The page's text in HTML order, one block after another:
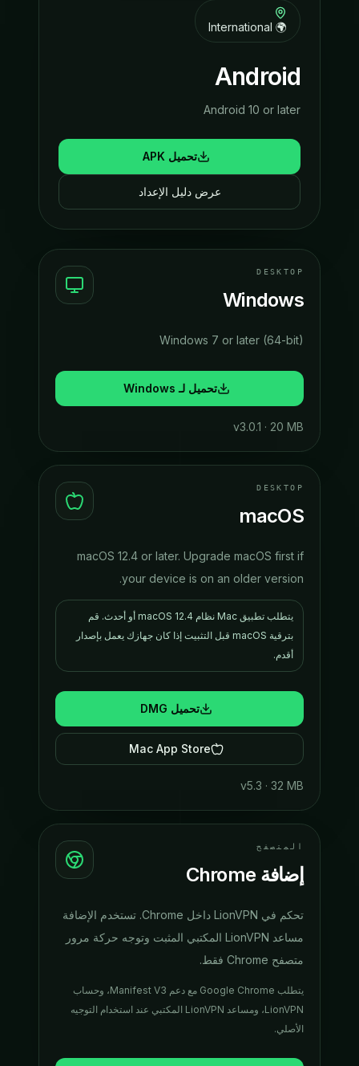
🌍 International
Android
Android 10 or later
تحميل APK
عرض دليل الإعداد
DESKTOP
Windows
Windows 7 or later (64-bit)
تحميل لـ Windows
v 3.0.1 ·20 MB
DESKTOP
macOS
macOS 12.4 or later. Upgrade macOS first if
your device is on an older version.
يتطلب تطبيق Mac نظام macOS 12.4 أو أحدث. قم
بترقية macOS قبل التثبيت إذا كان جهازك يعمل بإصدار
تحميل DMG
Mac App Store
v5.3·32 MB
المتصفح
إضافة Chrome
تحكم في LionVPN داخل Chrome. تستخدم الإضافة
مساعد LionVPN المكتبي المثبت وتوجه حركة مرور
متصفح Chrome فقط.
يتطلب Google Chrome مع دعم Manifest V3، وحساب
LionVPN، ومساعد LionVPN المكتبي عند استخدام التوجيه
الأصلي.